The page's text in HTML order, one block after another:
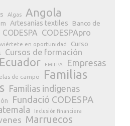
Algas Angola
Artesanías textiles
Banco de
CODESPA CODESPApro
en oportunidad
Curso
Cursos de formación
Ecuador EMILPA Empresas
de campo
Familias
Familias indígenas
Fundació CODESPA
Inclusión financiera
Marruecos